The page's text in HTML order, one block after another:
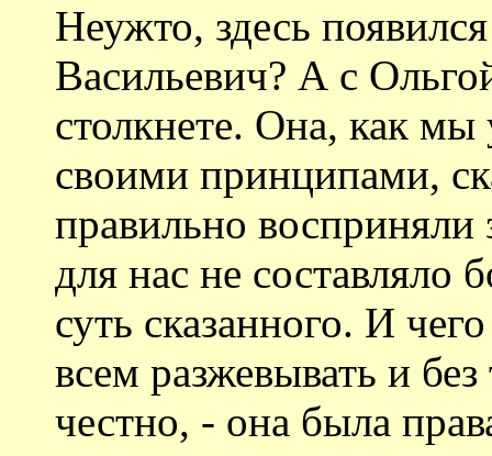
Неужто, здесь
Васильевич? А с
столкнете. Она, как мы
своими принципами,
правильно восприняли
для нас не составляло
суть сказанного. И
всем разжевывать и
честно, - она была